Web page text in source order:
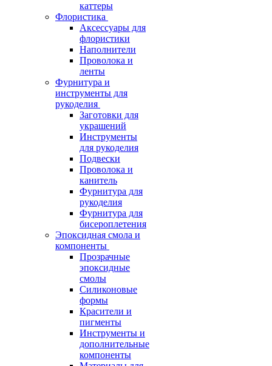
каттеры
Флористика
Аксессуары для
флористики
Наполнители
Проволока и
ленты
Фурнитура и
инструменты для
рукоделия
Заготовки для
украшений
Инструменты
для рукоделия
Подвески
Проволока и
канитель
Фурнитура для
рукоделия
Фурнитура для
бисероплетения
Эпоксидная смола и
компоненты
Прозрачные
эпоксидные
смолы
Силиконовые
формы
Красители и
пигменты
Инструменты и
дополнительные
компоненты